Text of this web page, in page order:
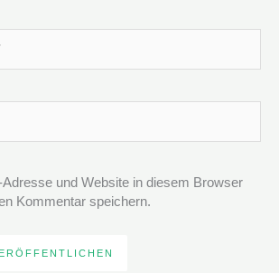
und Website in diesem Browser
Kommentar speichern.